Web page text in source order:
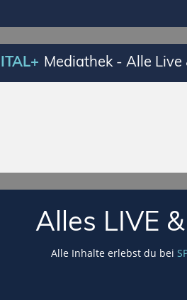
Mediathek - Alle
Alles LIVE
Alle Inhalte erlebst du bei